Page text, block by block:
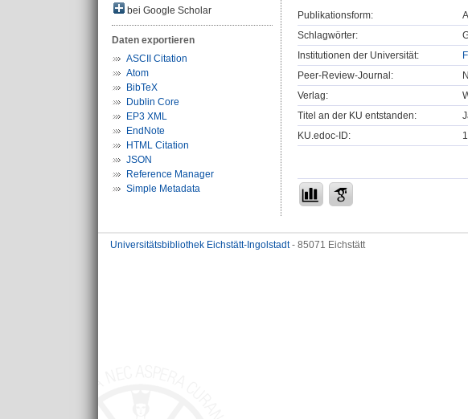
bei Google Scholar
Daten exportieren
ASCII Citation
Atom
BibTeX
Dublin Core
EP3 XML
EndNote
HTML Citation
JSON
Reference Manager
Simple Metadata
Publikationsform:
Schlagwörter:
Institutionen der Universität:
Peer-Review-Journal:
Verlag:
Titel an der KU entstanden:
KU.edoc-ID:
Universitätsbibliothek Eichstätt-Ingolstadt- 85071 Eichstätt